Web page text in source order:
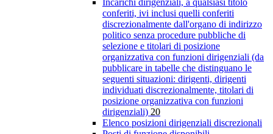
Incarichi dirigenziali, a qualsiasi titolo
conferiti, ivi inclusi quelli conferiti
discrezionalmente dall'organo di indirizzo
politico senza procedure pubbliche di
selezione e titolari di posizione
organizzativa con funzioni dirigenziali (da
pubblicare in tabelle che distinguano le
seguenti situazioni: dirigenti, dirigenti
individuati discrezionalmente, titolari di
posizione organizzativa con funzioni
dirigenziali) 20
Elenco posizioni dirigenziali discrezionali